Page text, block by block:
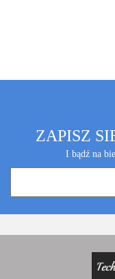
ZAPISZ
I bądź na